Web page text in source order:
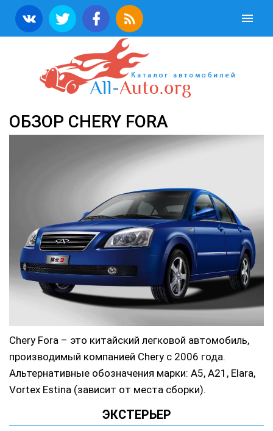
ОБЗОР CHERY FORA
Chery Fora – это китайский легковой автомобиль,
производимый компанией Chery с 2006 года.
Альтернативные обозначения марки: А5, А21, Elara,
Vortex Estina (зависит от места сборки).
ЭКСТЕРЬЕР